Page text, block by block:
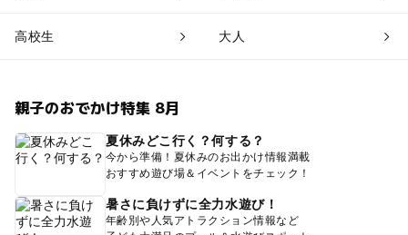
高校生 大人
親子のおでかけ特集 8月
夏休みどこ行く？何する？
今から準備！夏休みのお出かけ情報満載
おすすめ遊び場＆イベントをチェック！
暑さに負けずに全力水遊び！
年齢別や人気アトラクション情報など